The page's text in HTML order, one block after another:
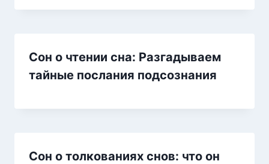
Сон о чтении сна: Разгадываем
тайные послания подсознания
Сон о толкованиях снов: что он